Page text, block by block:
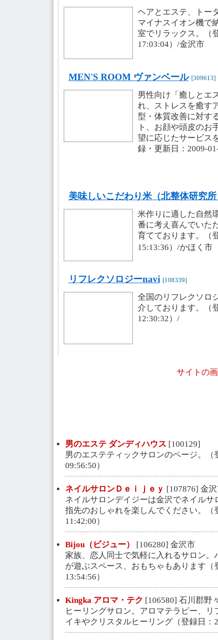
ヘアとエステ、トー
マイナスイオン機で
室でリラックス。（
17:03:04）/金沢市
MEN'S ROOM ヴァンベール [309613]
男性向け「癒しとエ
れ、ストレスを癒す
型・体質改善に対す
ト、お顔や頭皮のお
望に応じたサービス
録・更新日：2009-
美味しいこだわり米（北整体研究
米作りに適した自然
番に考え喜んでいた
育てております。（
15:13:36）/かほく市
リフレクソロジーnavi [108339]
全国のリフレクソロ
介しております。（
12:30:32）/
サイトの
男のエステ ダンディハウス [100129]
男のエステティックサロンのページ。（
09:56:50）
ネイルサロンＤｅｉｊｅｙ [107876] 金
ネイルサロンデイジーは金沢でネイル
指先のおしゃれを楽しんでください。（
11:42:00）
Bijou（ビジュー）
[106280] 金沢市
家族、恋人同士で気軽に入れるサロン
が遊ぶスペース、おもちゃもあります（
13:54:56）
Kingka アロマ・テク [106580] 石川郡野
ヒーリングサロン。アロマテラピー、
イキやクリスタルヒーリング（登録日：